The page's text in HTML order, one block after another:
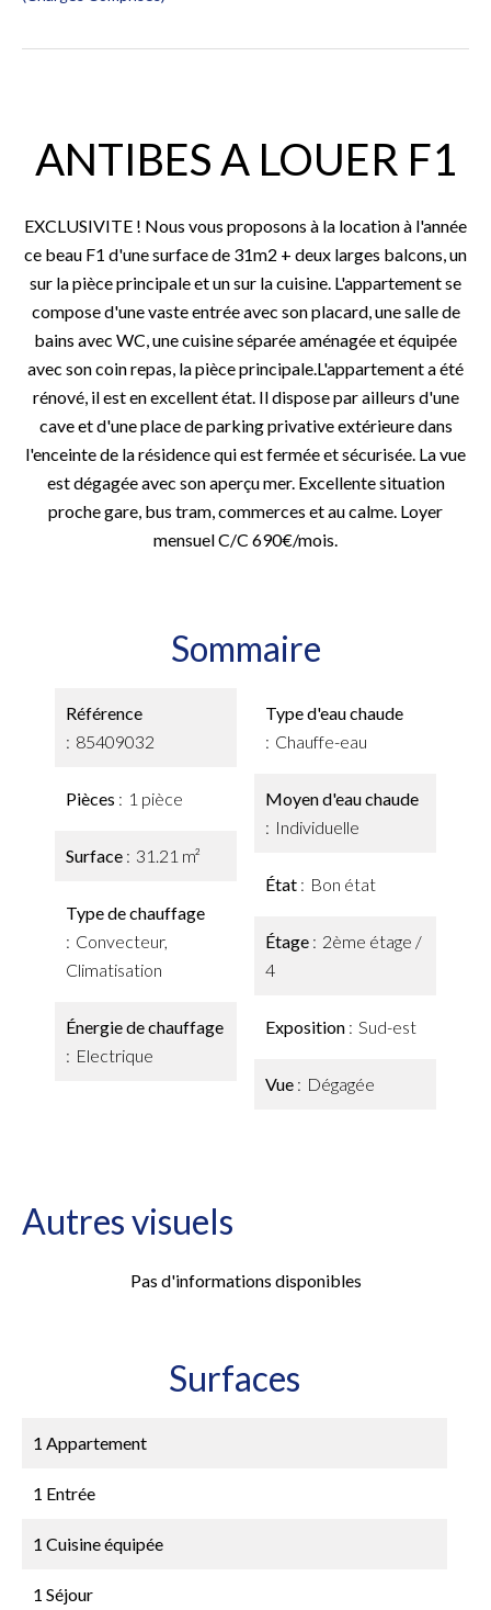
ANTIBES A LOUER F1
EXCLUSIVITE ! Nous vous proposons à la location à l'année
ce beau F1 d'une surface de 31m2 + deux larges balcons, un
sur la pièce principale et un sur la cuisine. L'appartement se
compose d'une vaste entrée avec son placard, une salle de
bains avec WC, une cuisine séparée aménagée et équipée
avec son coin repas, la pièce principale.L'appartement a été
rénové, il est en excellent état. Il dispose par ailleurs d'une
cave et d'une place de parking privative extérieure dans
l'enceinte de la résidence qui est fermée et sécurisée. La vue
est dégagée avec son aperçu mer. Excellente situation
proche gare, bus tram, commerces et au calme. Loyer
mensuel C/C 690€/mois.
Sommaire
Référence
85409032
Pièces 1 pièce
Surface 31.21 m²
Type de chauffage
Convecteur,
Climatisation
Énergie de chauffage
Electrique
Type d'eau chaude
Chauffe-eau
Moyen d'eau chaude
Individuelle
État Bon état
Étage
2ème étage /
4
Exposition Sud-est
Vue Dégagée
Autres visuels
Pas d'informations disponibles
Surfaces
1 Appartement
1 Entrée
1 Cuisine équipée
1 Séjour